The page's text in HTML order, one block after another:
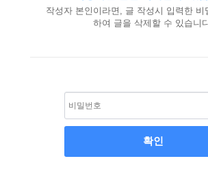
작성자 본인이라면, 글 작성시 입력한 비
하여 글을 삭제할 수 있습니